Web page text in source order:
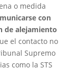
o medida
con
de alejamiento
el contacto no
Supremo
como la STS